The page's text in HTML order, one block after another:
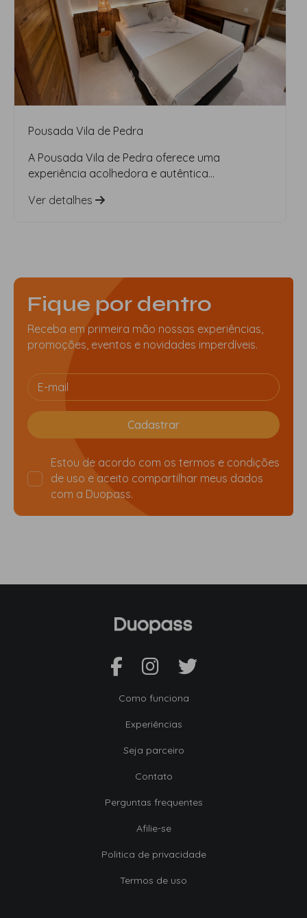
Pousada Vila de Pedra
A Pousada Vila de Pedra oferece uma
experiência acolhedora e autêntica...
Ver detalhes
Fique por dentro
Receba em primeira mão nossas experiências,
promoções, eventos e novidades imperdíveis.
Estou de acordo com os termos e condições
de uso e aceito compartilhar meus dados
com a Duopass.
Como funciona
Experiências
Seja parceiro
Contato
Perguntas frequentes
Afilie-se
Politica de privacidade
Termos de uso